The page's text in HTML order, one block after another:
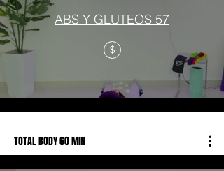
ABS Y GLUTEOS 57
$
TOTAL BODY 60 MIN